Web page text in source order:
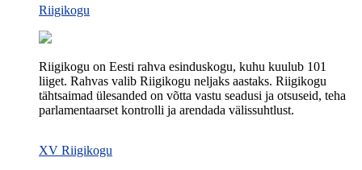
Riigikogu
Riigikogu on Eesti rahva esinduskogu, kuhu kuulub 101
liiget. Rahvas valib Riigikogu neljaks aastaks. Riigikogu
tähtsaimad ülesanded on võtta vastu seadusi ja otsuseid, teha
parlamentaarset kontrolli ja arendada välissuhtlust.
XV Riigikogu